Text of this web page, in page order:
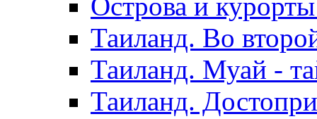
Острова и
Таиланд. Во
Таиланд. Муай -
Таиланд.